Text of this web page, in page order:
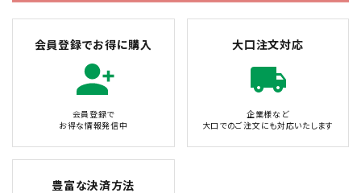
会員登録でお得に購入
会員登録で
お得な情報発信中
大口注文対応
企業様など
大口でのご注文にも対応いたします
豊富な決済方法